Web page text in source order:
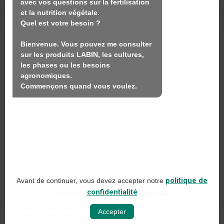
Nous
Produits
Durabilité
Contact
LABIN PRODUCTS S.L.
Politique en matière de médias sociaux
Politique de confidentialité sur le web
avec vos questions sur la fertilisation
et la nutrition végétale.
Quel est votre besoin ?
Bienvenue. Vous pouvez me consulter
sur les produits LABIN, les cultures,
les phases ou les besoins
agronomiques.
Commençons quand vous voulez.
Le contenu généré par l'IA peut être inexact.
Avant de continuer, vous devez accepter notre politique de
confidentialité
Accepter